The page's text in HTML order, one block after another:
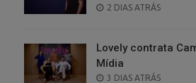
POSTED
2 DIAS ATRÁS
Lovely contrata
Mídia
POSTED
3 DIAS ATRÁS